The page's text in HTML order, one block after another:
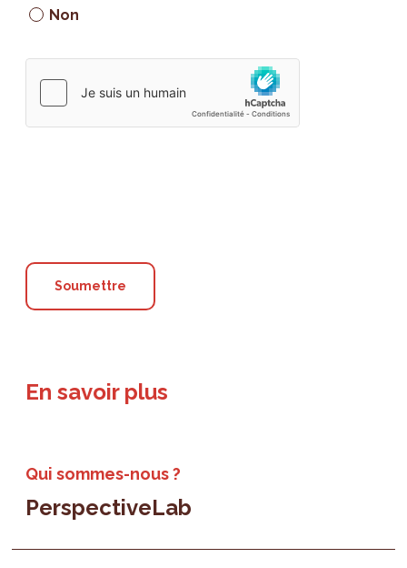
Non
En savoir plus
Qui sommes-nous ?
PerspectiveLab